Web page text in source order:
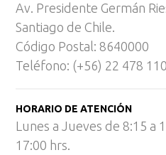
Av. Presidente Germán
Santiago de Chile.
Código Postal: 8640000
Teléfono: (+56) 22 478
HORARIO DE ATENCIÓN
Lunes a Jueves de 8:15 a
17:00 hrs.